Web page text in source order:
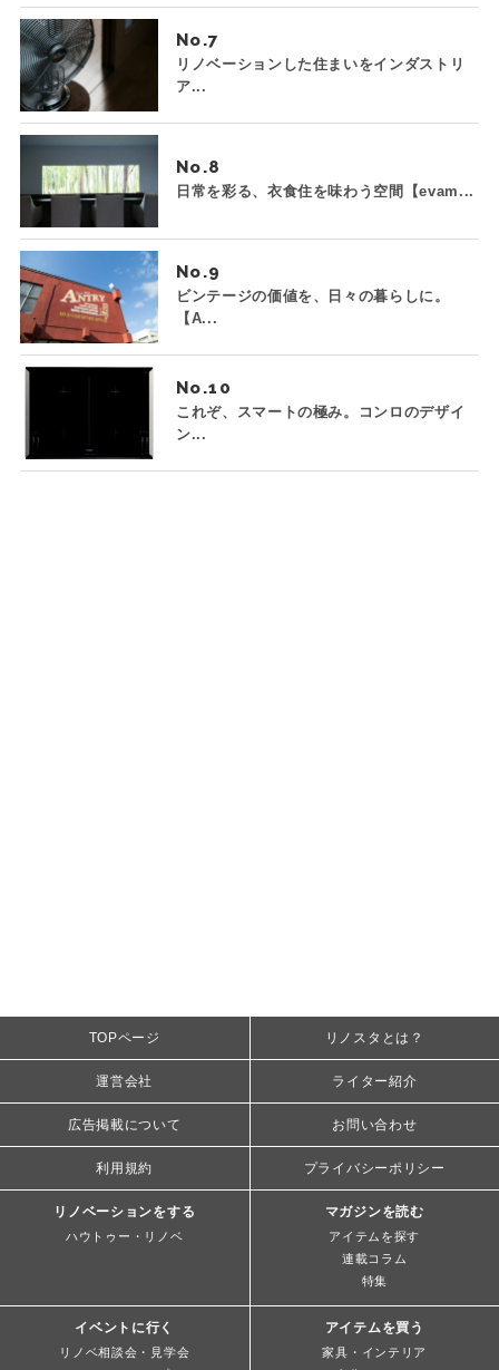
No.
リノベーションした住まいをインダストリ
ア...
No.
日常を彩る、衣食住を味わう空間【evam...
No.
ビンテージの価値を、日々の暮らしに。
【A...
No.
これぞ、スマートの極み。コンロのデザイ
ン...
TOPページ リノスタとは？
運営会社 ライター紹介
広告掲載について お問い合わせ
利用規約 プライバシーポリシー
リノベーションをする
ハウトゥー・リノベ
マガジンを読む
アイテムを探す
連載コラム
特集
イベントに行く
リノベ相談会・見学会
アイテムを買う
家具・インテリア